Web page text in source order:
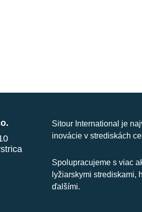
Sitour International je
inovácie v strediskách
Spolupracujeme s viac
lyžiarskymi strediskami,
ďalšími.